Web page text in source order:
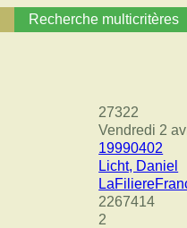
Recherche multicritères
27322
Vendredi 2
19990402
Licht, Daniel
2267414
2